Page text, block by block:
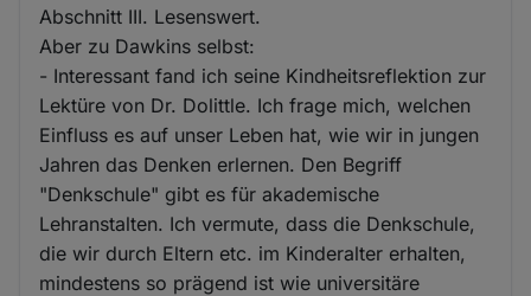
Abschnitt III. Lesenswert.
Aber zu Dawkins selbst:
- Interessant fand ich seine Kindheitsreflektion zur
Lektüre von Dr. Dolittle. Ich frage mich, welchen
Einfluss es auf unser Leben hat, wie wir in jungen
Jahren das Denken erlernen. Den Begriff
"Denkschule" gibt es für akademische
Lehranstalten. Ich vermute, dass die Denkschule,
die wir durch Eltern etc. im Kinderalter erhalten,
mindestens so prägend ist wie universitäre